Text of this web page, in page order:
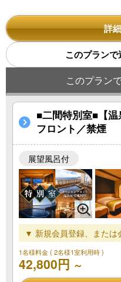
詳
このプラン
このプラン
■二間特別室■【
フロント／禁煙
展望風呂付
▼ 新規会員登録、または
1名様料金( 2名様1室利用時 )
42,800円 ～